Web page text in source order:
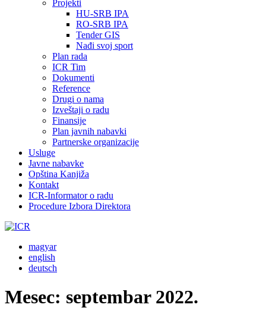
Projekti
HU-SRB IPA
RO-SRB IPA
Tender GIS
Nađi svoj sport
Plan rada
ICR Tim
Dokumenti
Reference
Drugi o nama
Izveštaji o radu
Finansije
Plan javnih nabavki
Partnerske organizacije
Usluge
Javne nabavke
Opština Kanjiža
Kontakt
ICR-Informator o radu
Procedure Izbora Direktora
magyar
english
deutsch
Mesec: septembar 2022.